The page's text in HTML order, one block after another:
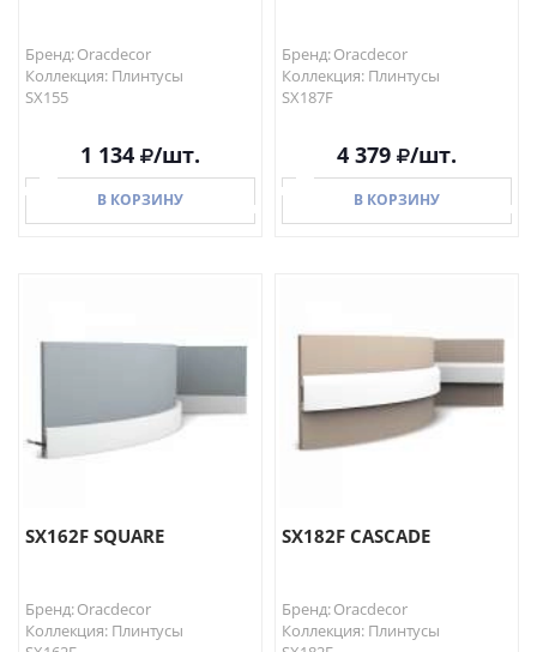
Бренд: Oracdecor
Коллекция: Плинтусы
SX155
1 134 /шт.
В КОРЗИНУ
Бренд: Oracdecor
Коллекция: Плинтусы
SX187F
4 379 /шт.
В КОРЗИНУ
В КОРЗИНУ
SX162F SQUARE
Бренд: Oracdecor
Коллекция: Плинтусы
SX182F CASCADE
Бренд: Oracdecor
Коллекция: Плинтусы